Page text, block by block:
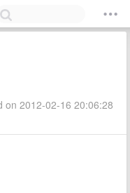
on 2012-02-16 20:06:28